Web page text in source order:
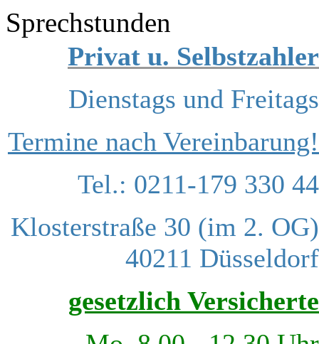
Sprechstunden
Privat u. Selbstzahler
Dienstags und Freitags
Termine nach Vereinbarung!
Tel.: 0211-179 330 44
Klosterstraße 30 (im 2. OG)
40211 Düsseldorf
gesetzlich Versicherte